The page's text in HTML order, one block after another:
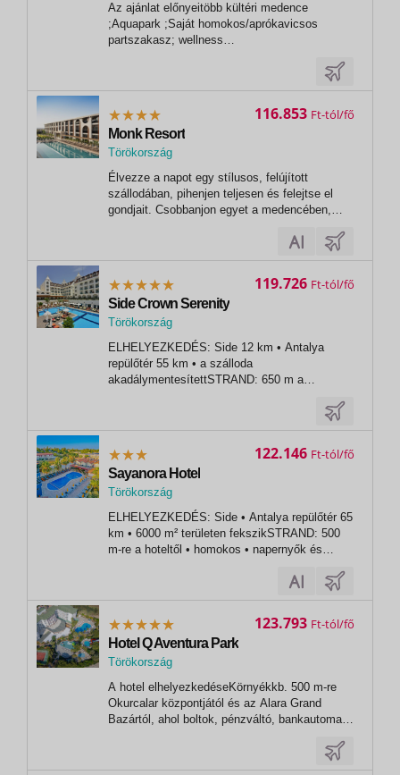
Alanya
Az ajánlat előnyeitöbb kültéri medence
;Aquapark ;Saját homokos/aprókavicsos
partszakasz; wellness
beutazáshoz érvényes útlevél vagy személyi
igazolvány szükséges, melynek a hazautazás
kell lennie. Az oldalon...
Monk Resort
Törökország
,
Kemer
Élvezze a napot egy stílusos, felújított
szállodában, pihenjen teljesen és felejtse el
gondjait. Csobbanjon egyet a medencében,
meg a finom ételeket, és fedezze fel a Kemer-
part egyedülálló varázsát, vagy élvezze a
116.853 Ft
Side Crown Serenity
Törökország
Side
ELHELYEZKEDÉS: Side 12 km • Antalya
repülőtér 55 km • a szálloda
akadálymentesítettSTRAND: 650 m a
ingyenesenÉTKEZÉS: luxury all inclusive •
késői reggeli • éjszakai büfé • kávé, tea és...
119.726 Ft
Sayanora Hotel
Törökország
Side
ELHELYEZKEDÉS: Side • Antalya repülőtér 65
km • 6000 m² területen fekszikSTRAND: 500
m-re a hoteltől • homokos • napernyők és
térítés ellenébenÉTKEZÉS: all inclusive •
reggeli, ebéd és vacsora büfé formájában •
122.146 Ft
Hotel Q Aventura Park
Törökország
Alanya
A hotel elhelyezkedéseKörnyékkb. 500 m-re
Okurcalar központjától és az Alara Grand
Bazártól, ahol boltok, pénzváltó, bankautomata
repülőterétőlA
123.793 Ft